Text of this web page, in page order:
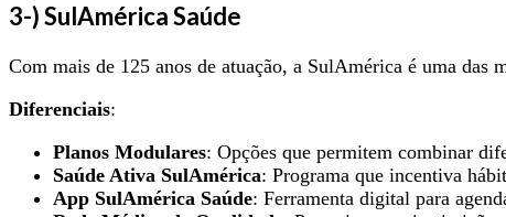
3-) SulAmérica Saúde
Com mais de 125 anos de atuação, a SulAmérica é uma das
Diferenciais:
Planos Modulares: Opções que permitem combinar
Saúde Ativa SulAmérica: Programa que incentiva
App SulAmérica Saúde: Ferramenta digital para